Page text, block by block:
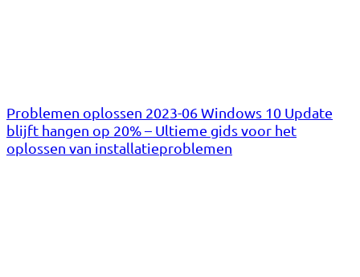
Problemen oplossen 2023-06 Windows 10 Update
blijft hangen op 20% – Ultieme gids voor het
oplossen van installatieproblemen